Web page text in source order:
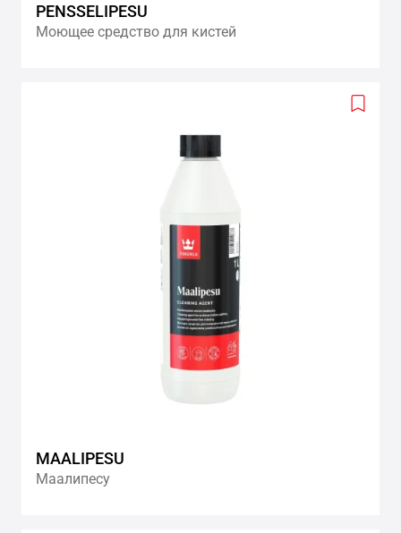
PENSSELIPESU
Моющее средство для кистей
Add
MAALIPESU
Маалипесу